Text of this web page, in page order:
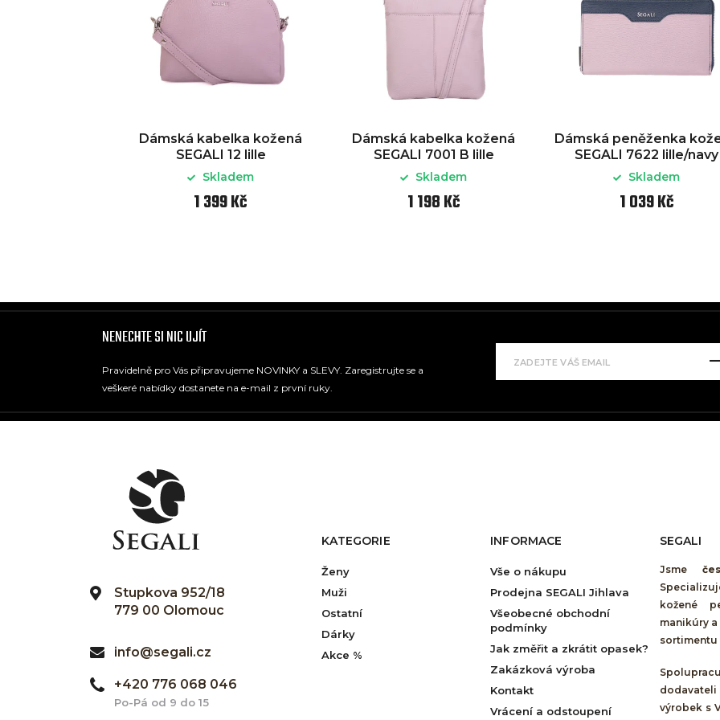
Dámská kabelka kožená
SEGALI 12 lille
Skladem
1 399 Kč
Dámská kabelka kožená
SEGALI 7001 B lille
Skladem
1 198 Kč
Dámská peněženka
SEGALI 7622 lille/navy
Skladem
1 039 Kč
NENECHTE SI NIC UJÍT
Pravidelně pro Vás připravujeme NOVINKY a SLEVY. Zaregistrujte se a
veškeré nabídky dostanete na e-mail z první ruky.
Stupkova 952/18
779 00 Olomouc
info@segali.cz
+420 776 068 046
Po-Pá od 9 do 15
KATEGORIE
Ženy
Muži
Ostatní
Dárky
Akce %
INFORMACE
Vše o nákupu
Prodejna SEGALI Jihlava
Všeobecné obchodní
podmínky
Jak změřit a zkrátit opasek?
Zakázková výroba
Kontakt
Vrácení a odstoupení
SEGALI
Jsme
kožené
manikúry a
sortimentu
dodavateli
výrobek s